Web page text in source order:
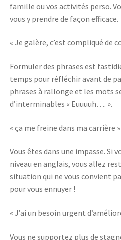
famille ou vos activités perso.
vous y prendre de façon efficace.
« Je galère, c’est compliqué de
Formuler des phrases est
temps pour réfléchir avant de
phrases à rallonge et les mots
d’interminables « Euuuuh…. ».
« ça me freine dans ma carrière »
Vous êtes dans une impasse. Si
niveau en anglais, vous allez
situation qui ne vous convient
pour vous ennuyer !
« J’ai un besoin urgent
Vous ne supportez plus de